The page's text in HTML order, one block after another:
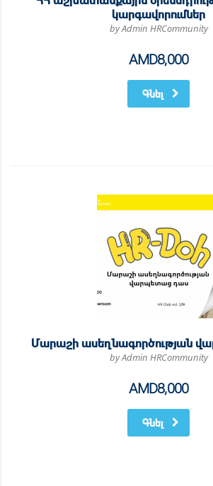
կարգավորումներ
by Admin HRCommunity
AMD8,000
Գնել
Մարաշի ասեղնագործության
by Admin HRCommunity
AMD8,000
Գնել